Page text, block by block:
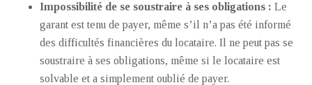
Impossibilité de se soustraire à ses obligations : Le
garant est tenu de payer, même s’il n’a pas été informé
des difficultés financières du locataire. Il ne peut pas se
soustraire à ses obligations, même si le locataire est
solvable et a simplement oublié de payer.